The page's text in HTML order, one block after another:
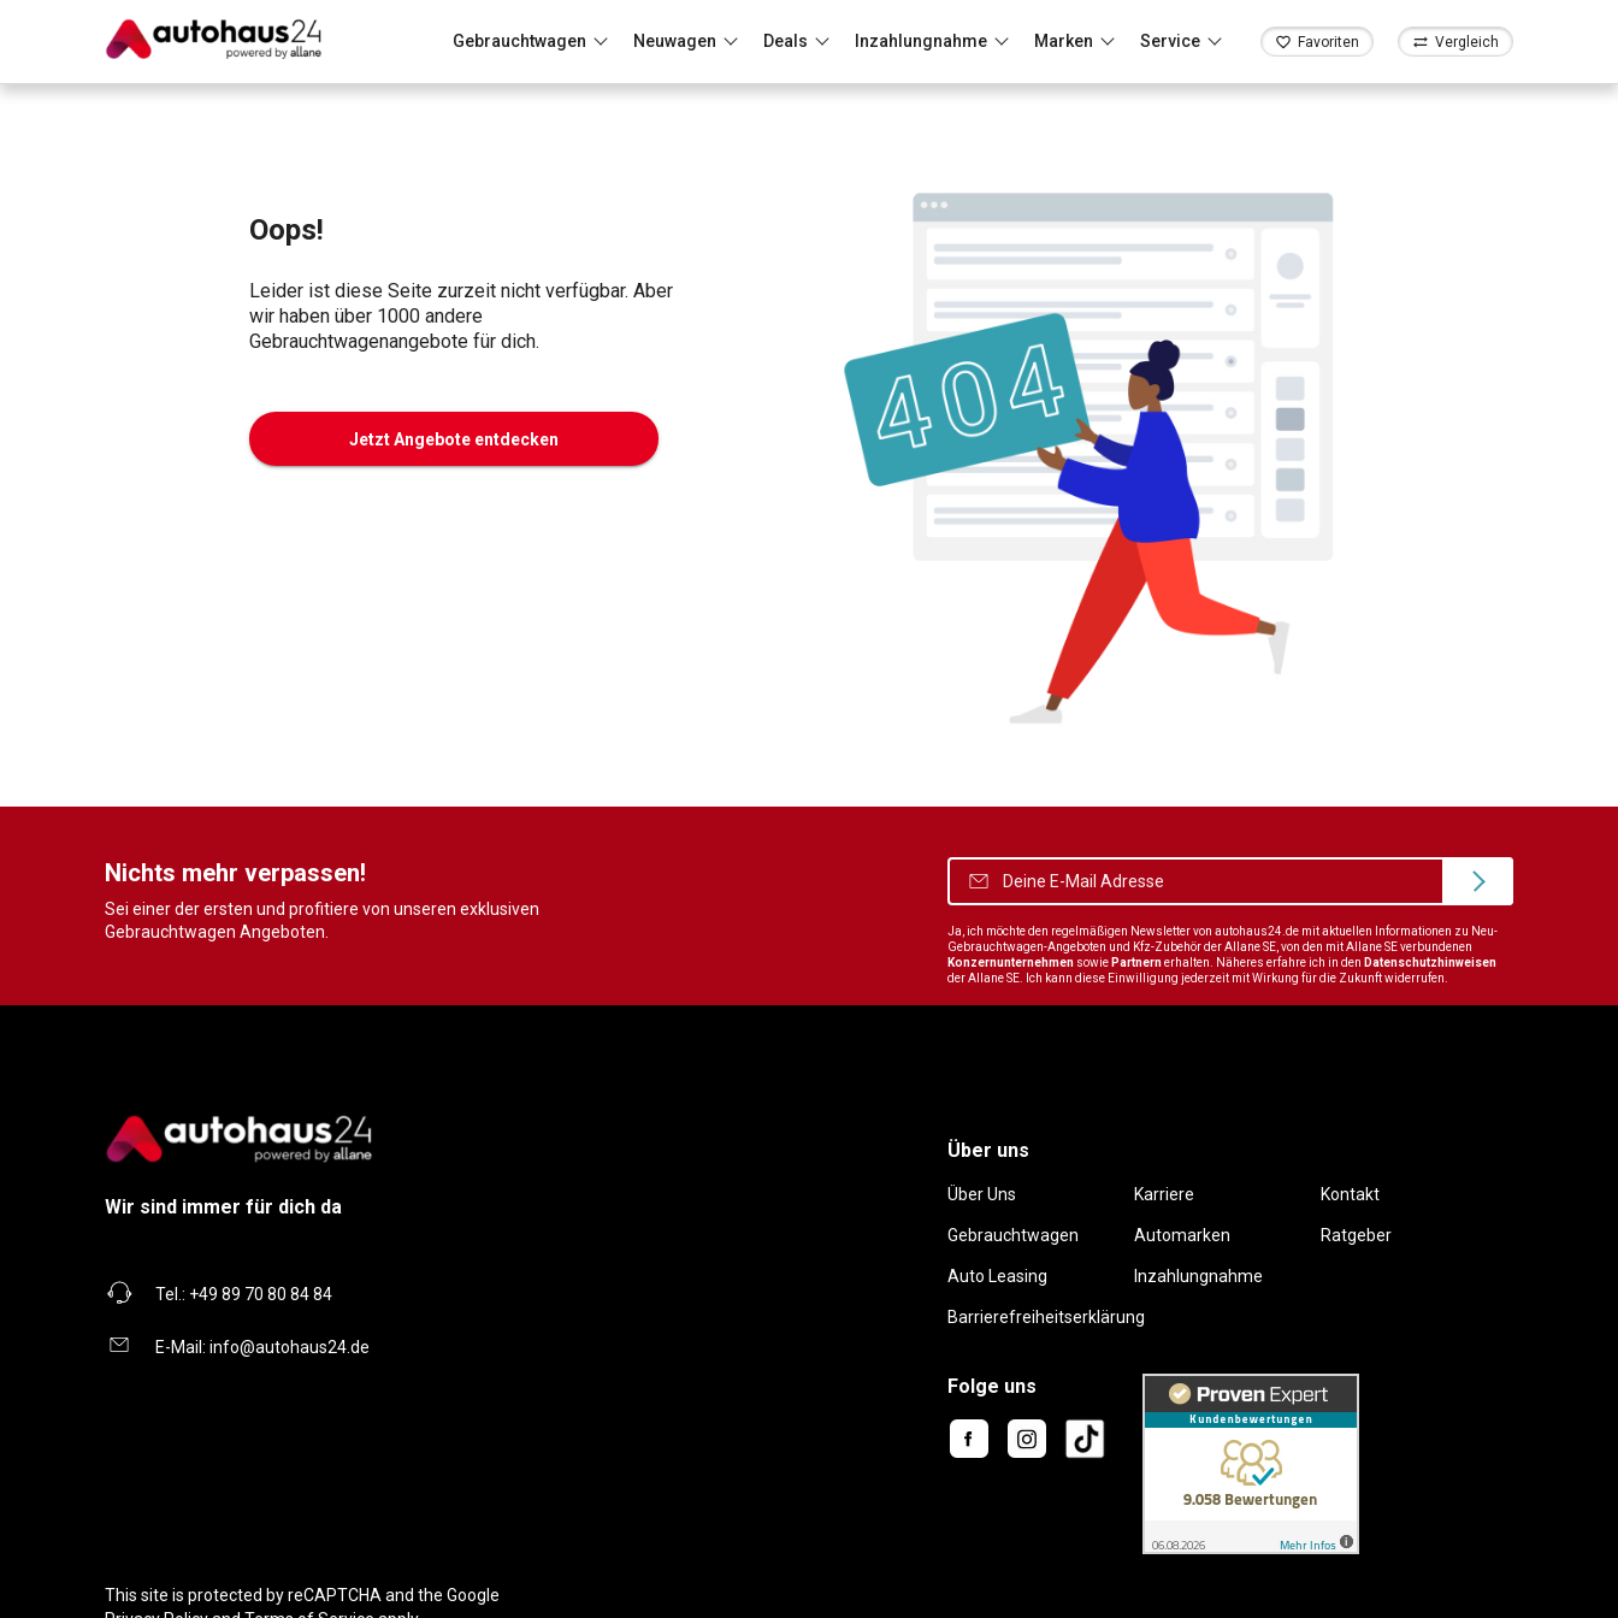
Gebrauchtwagen Neuwagen Deals Inzahlungnahme Marken Service Favoriten Vergleich
Oops!
Leider ist diese Seite zurzeit nicht verfügbar. Aber
wir haben über 1000 andere
Gebrauchtwagenangebote für dich.
Jetzt Angebote entdecken
Nichts mehr verpassen!
Sei einer der ersten und profitiere von unseren exklusiven
Gebrauchtwagen Angeboten.
Ja, ich möchte den regelmäßigen Newsletter von autohaus24.de mit aktuellen Informationen zu Neu-
Gebrauchtwagen-Angeboten und Kfz-Zubehör der Allane SE, von den mit Allane SE verbundenen
Konzernunternehmen sowie Partnernerhalten. Näheres erfahre ich in den Datenschutzhinweisen
der Allane SE. Ich kann diese Einwilligung jederzeit mit Wirkung für die Zukunft widerrufen.
Wir sind immer für dich da
Tel.: +49 89 70 80 84 84
E-Mail: info@autohaus24.de
Über uns
Über Uns Karriere Kontakt
Gebrauchtwagen Automarken Ratgeber
Auto Leasing Inzahlungnahme
Barrierefreiheitserklärung
Folge uns
This site is protected by reCAPTCHA and the Google